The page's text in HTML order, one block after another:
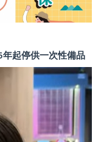
起停供一次性備品